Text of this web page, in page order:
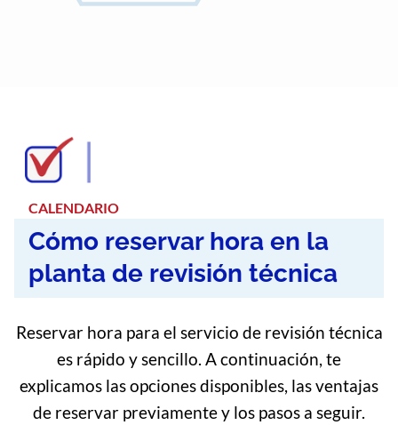
CALENDARIO
Cómo reservar hora en la
planta de revisión técnica
Reservar hora para el servicio de revisión técnica
es rápido y sencillo. A continuación, te
explicamos las opciones disponibles, las ventajas
de reservar previamente y los pasos a seguir.